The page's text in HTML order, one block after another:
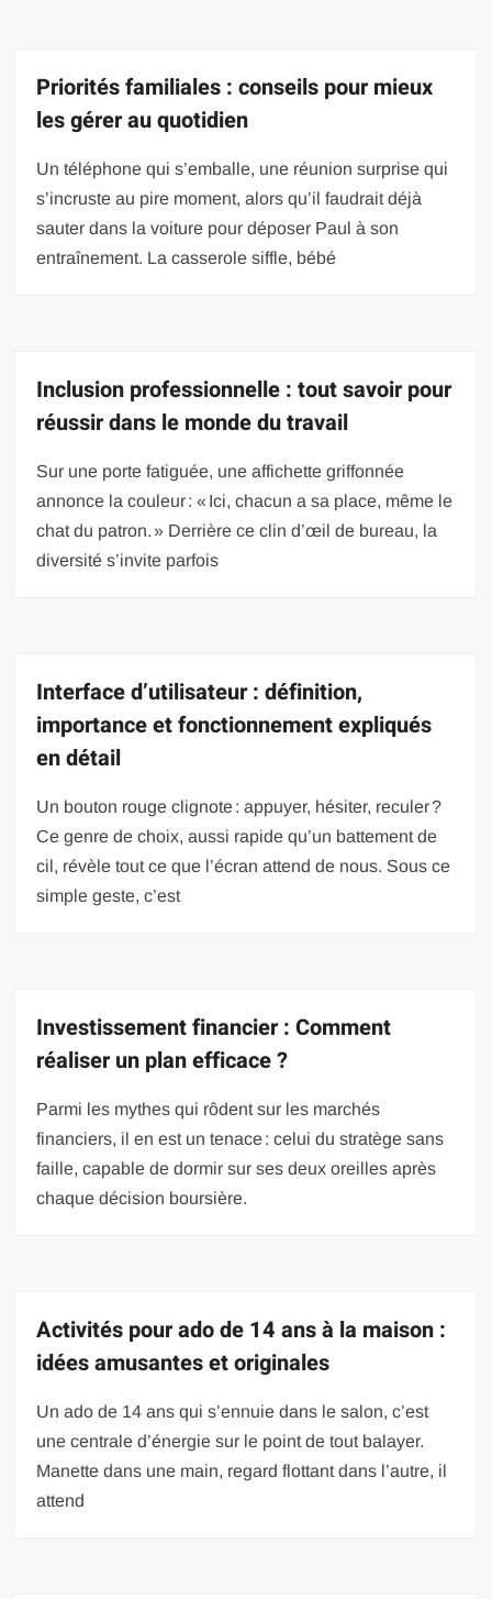
Priorités familiales : conseils pour mieux
les gérer au quotidien
Un téléphone qui s’emballe, une réunion surprise qui
s’incruste au pire moment, alors qu’il faudrait déjà
sauter dans la voiture pour déposer Paul à son
entraînement. La casserole siffle, bébé
Inclusion professionnelle : tout savoir pour
réussir dans le monde du travail
Sur une porte fatiguée, une affichette griffonnée
annonce la couleur : « Ici, chacun a sa place, même le
chat du patron. » Derrière ce clin d’œil de bureau, la
diversité s’invite parfois
Interface d’utilisateur : définition,
importance et fonctionnement expliqués
en détail
Un bouton rouge clignote : appuyer, hésiter, reculer ?
Ce genre de choix, aussi rapide qu’un battement de
cil, révèle tout ce que l’écran attend de nous. Sous ce
simple geste, c’est
Investissement financier : Comment
réaliser un plan efficace ?
Parmi les mythes qui rôdent sur les marchés
financiers, il en est un tenace : celui du stratège sans
faille, capable de dormir sur ses deux oreilles après
chaque décision boursière.
Activités pour ado de 14 ans à la maison :
idées amusantes et originales
Un ado de 14 ans qui s’ennuie dans le salon, c’est
une centrale d’énergie sur le point de tout balayer.
Manette dans une main, regard flottant dans l’autre, il
attend